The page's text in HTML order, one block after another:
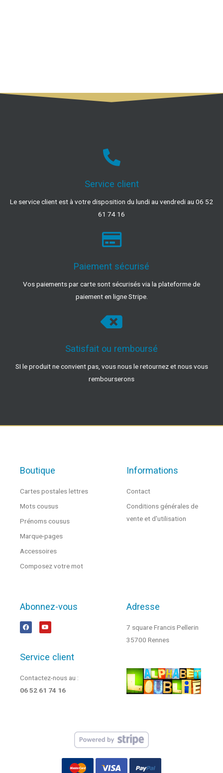
Service client
Le service client est à votre disposition du lundi au vendredi au 06 52
61 74 16
Paiement sécurisé
Vos paiements par carte sont sécurisés via la plateforme de
paiement en ligne Stripe.
Satisfait ou remboursé
SI le produit ne convient pas, vous nous le retournez et nous vous
rembourserons
Boutique
Cartes postales lettres
Mots cousus
Prénoms cousus
Marque-pages
Accessoires
Composez votre mot
Informations
Contact
Conditions générales de
vente et d'utilisation
Abonnez-vous
Service client
Contactez-nous au :
06 52 61 74 16
Adresse
7 square Francis Pellerin
35700 Rennes